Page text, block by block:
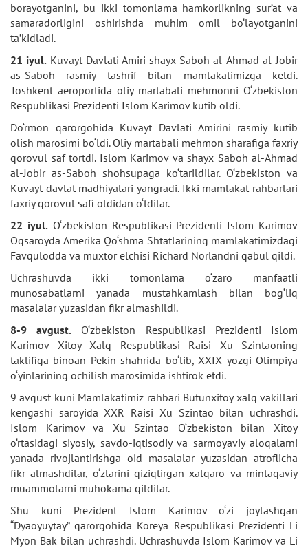
borayotganini, bu ikki tomonlama hamkorlikning sur’at va
samaradorligini oshirishda muhim omil bo‘layotganini
ta’kidladi.
21 iyul. Kuvayt Davlati Amiri shayx Saboh al-Ahmad al-Jobir
as-Saboh rasmiy tashrif bilan mamlakatimizga keldi.
Toshkent aeroportida oliy martabali mehmonni O‘zbekiston
Respublikasi Prezidenti Islom Karimov kutib oldi.
Do‘rmon qarorgohida Kuvayt Davlati Amirini rasmiy kutib
olish marosimi bo‘ldi. Oliy martabali mehmon sharafiga faxriy
qorovul saf tortdi. Islom Karimov va shayx Saboh al-Ahmad
al-Jobir as-Saboh shohsupaga ko‘tarildilar. O‘zbekiston va
Kuvayt davlat madhiyalari yangradi. Ikki mamlakat rahbarlari
faxriy qorovul safi oldidan o‘tdilar.
22 iyul. O‘zbekiston Respublikasi Prezidenti Islom Karimov
Oqsaroyda Amerika Qo‘shma Shtatlarining mamlakatimizdagi
Favqulodda va muxtor elchisi Richard Norlandni qabul qildi.
Uchrashuvda ikki tomonlama o‘zaro manfaatli
munosabatlarni yanada mustahkamlash bilan bog‘liq
masalalar yuzasidan fikr almashildi.
8-9 avgust. O‘zbekiston Respublikasi Prezidenti Islom
Karimov Xitoy Xalq Respublikasi Raisi Xu Szintaoning
taklifiga binoan Pekin shahrida bo‘lib, XXIX yozgi Olimpiya
o‘yinlarining ochilish marosimida ishtirok etdi.
9 avgust kuni Mamlakatimiz rahbari Butunxitoy xalq vakillari
kengashi saroyida XXR Raisi Xu Szintao bilan uchrashdi.
Islom Karimov va Xu Szintao O‘zbekiston bilan Xitoy
o‘rtasidagi siyosiy, savdo-iqtisodiy va sarmoyaviy aloqalarni
yanada rivojlantirishga oid masalalar yuzasidan atroflicha
fikr almashdilar, o‘zlarini qiziqtirgan xalqaro va mintaqaviy
muammolarni muhokama qildilar.
Shu kuni Prezident Islom Karimov o‘zi joylashgan
“Dyaoyuytay” qarorgohida Koreya Respublikasi Prezidenti Li
Myon Bak bilan uchrashdi. Uchrashuvda Islom Karimov va Li